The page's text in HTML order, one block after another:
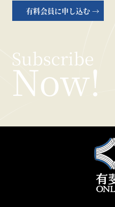
有料会員に申し込む →